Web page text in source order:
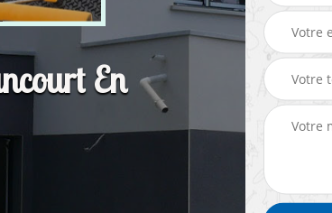
En